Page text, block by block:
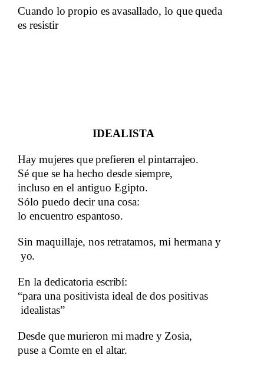
Cuando lo ​​propio es​​avasallado, ​​lo que​​queda​​
es resistir
IDEALISTA
Hay​​mujeres que​​prefieren el ​​pintarrajeo.​​
Sé que se ha hecho desde siempre,
incluso en el antiguo Egipto.
Sólo puedo decir una​​ cosa:
lo encuentro​​ espantoso.​​
Sin maquillaje, nos retratamos, mi hermana y​​
yo.​​
En la dedicatoria​​ escribí:
“para una positivista ideal de dos positivas​​
idealistas”
Desde que​​murieron mi ​​madre y​​ Zosia,​​
puse a Comte en el altar.